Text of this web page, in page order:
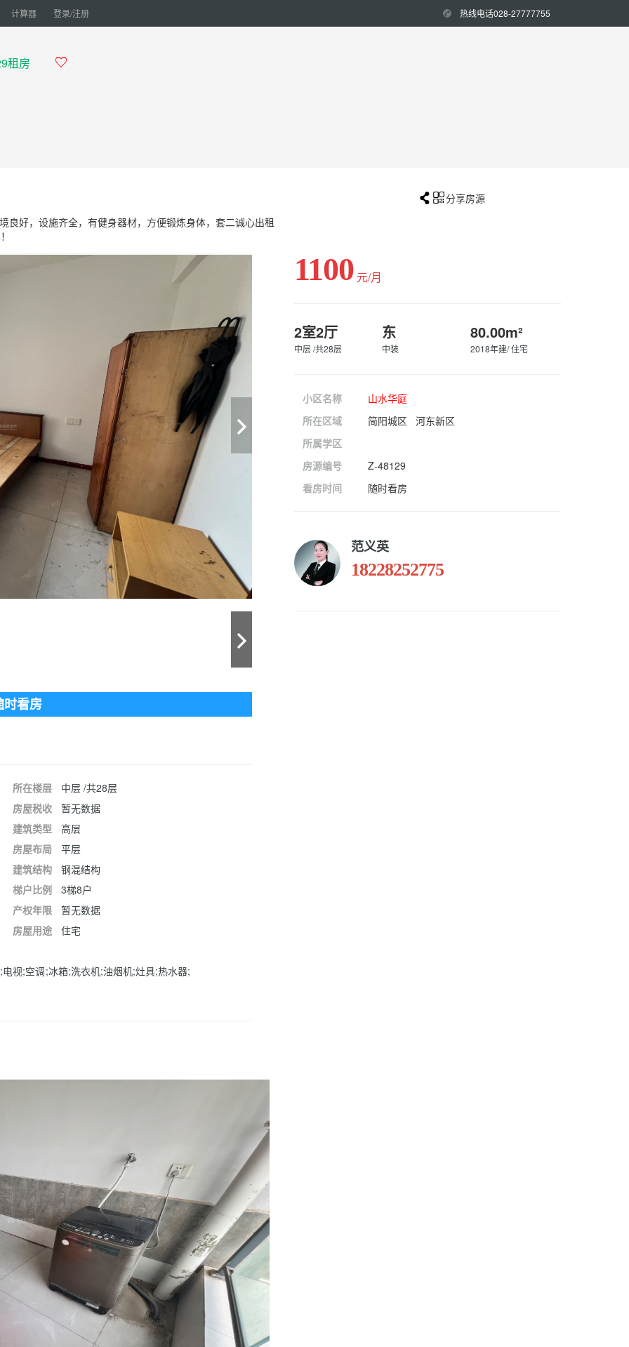
计算器 登录/注册 热线电话028-27777755
租房 
良好，设施齐全，有健身器材，方便锻炼身体，套二诚心出租
 分享房源
1100 元/月
2室2厅
中层 /共28层
东
中装
80.00m²
2018年建/ 住宅
小区名称
山水华庭
所在区域
简阳城区 河东新区
所属学区
房源编号
Z-48129
看房时间
随时看房
范义英
18228252775
时看房
所在楼层
中层 /共28层
房屋税收
暂无数据
建筑类型
高层
房屋布局
平层
建筑结构
钢混结构
梯户比例
3梯8户
产权年限
暂无数据
房屋用途
住宅
视;空调;冰箱;洗衣机;油烟机;灶具;热水器;